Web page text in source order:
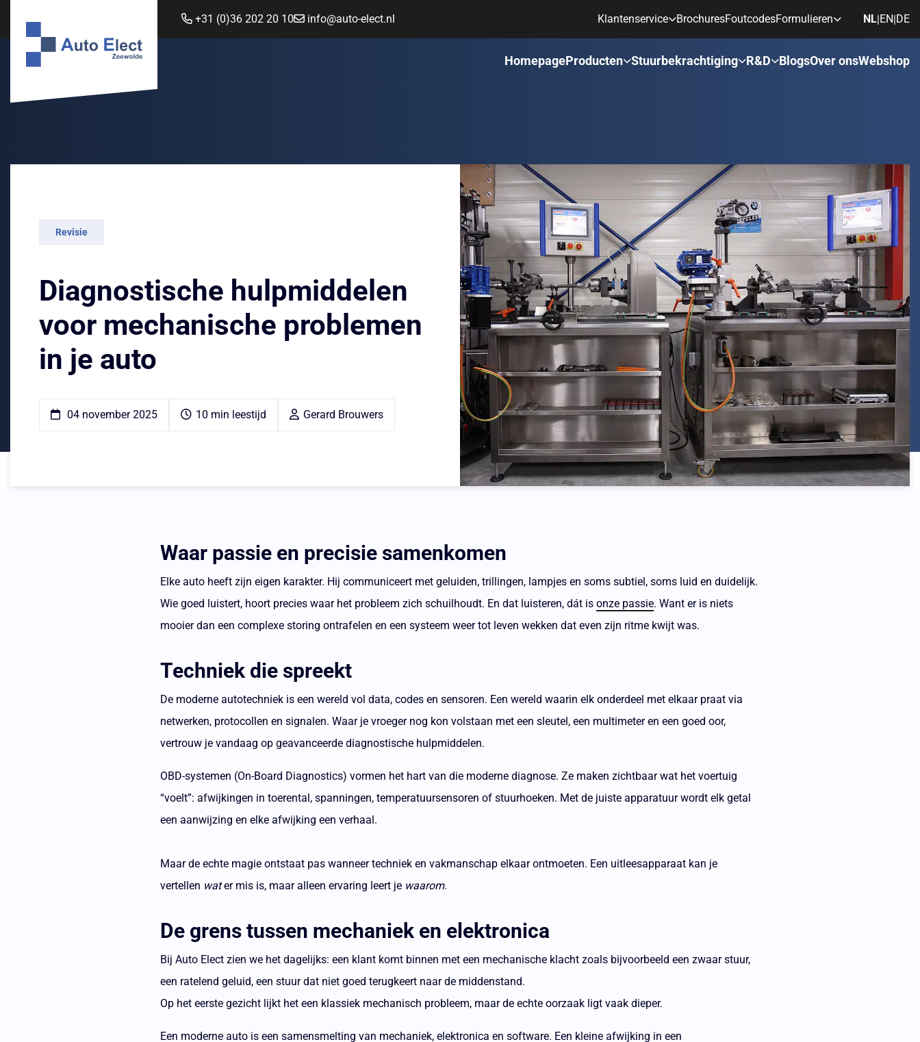
+31 (0)36 202 20 10 info@auto-elect.nl Klantenservice BrochuresFoutcodesFormulieren NL|EN|DE
HomepageProducten Stuurbekrachtiging R&D BlogsOver onsWebshop
Revisie
Diagnostische hulpmiddelen
voor mechanische problemen
in je auto
04 november 2025 10 min leestijd Gerard Brouwers
Waar passie en precisie samenkomen
Elke auto heeft zijn eigen karakter. Hij communiceert met geluiden, trillingen, lampjes en soms subtiel, soms luid en duidelijk.
Wie goed luistert, hoort precies waar het probleem zich schuilhoudt. En dat luisteren, dát is onze passie. Want er is niets
mooier dan een complexe storing ontrafelen en een systeem weer tot leven wekken dat even zijn ritme kwijt was.
Techniek die spreekt
De moderne autotechniek is een wereld vol data, codes en sensoren. Een wereld waarin elk onderdeel met elkaar praat via
netwerken, protocollen en signalen. Waar je vroeger nog kon volstaan met een sleutel, een multimeter en een goed oor,
vertrouw je vandaag op geavanceerde diagnostische hulpmiddelen.
OBD-systemen (On-Board Diagnostics) vormen het hart van die moderne diagnose. Ze maken zichtbaar wat het voertuig
“voelt”: afwijkingen in toerental, spanningen, temperatuursensoren of stuurhoeken. Met de juiste apparatuur wordt elk getal
een aanwijzing en elke afwijking een verhaal.
Maar de echte magie ontstaat pas wanneer techniek en vakmanschap elkaar ontmoeten. Een uitleesapparaat kan je
vertellen water mis is, maar alleen ervaring leert je waarom.
De grens tussen mechaniek en elektronica
Bij Auto Elect zien we het dagelijks: een klant komt binnen met een mechanische klacht zoals bijvoorbeeld een zwaar stuur,
een ratelend geluid, een stuur dat niet goed terugkeert naar de middenstand.
Op het eerste gezicht lijkt het een klassiek mechanisch probleem, maar de echte oorzaak ligt vaak dieper.
Een moderne auto is een samensmelting van mechaniek, elektronica en software. Een kleine afwijking in een